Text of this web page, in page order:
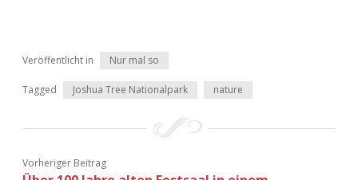
Veröffentlicht in Nur mal so
Tagged Joshua Tree Nationalpark nature
Vorheriger Beitrag